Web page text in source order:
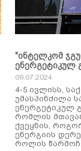
"ინტელკომ
ენერგეტიკულ
09.07.2024
4-5 ივლისს,
უმასპინძილა
ენერგეტიკულ
რომლის
ქვეყნის,
ენერგიის
როლის